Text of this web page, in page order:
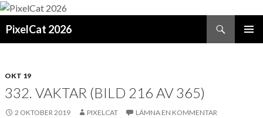
PixelCat 2026
OKT 19
332. VAKTAR (BILD 216 AV 365)
2 OKTOBER 2019 PIXELCAT LÄMNA EN KOMMENTAR